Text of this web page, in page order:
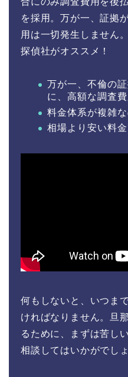
を採用。万が一、証拠
用は一切発生しません
探偵社がオススメ！
万が一、不倫の
に、高額な調査
料金体系が複雑な
相場より安い料
何もしないと、いつま
ければなりません。旦
るために、まずは苦し
相談してはいかがでし